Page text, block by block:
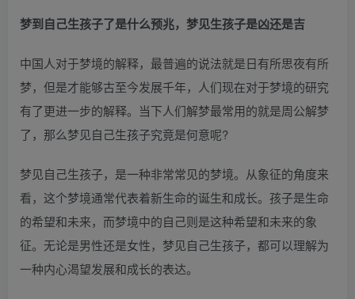
梦到自己生孩子了是什么预兆，梦见生孩子是凶还是吉
中国人对于梦境的解释，最普遍的说法就是日有所思夜有所
梦，但是才能够古至今发展千年，人们现在对于梦境的研究
有了更进一步的解释。当下人们解梦最常用的就是周公解梦
了，那么梦见自己生孩子究竟是何意呢?
梦见自己生孩子，是一种非常常见的梦境。从象征的角度来
看，这个梦境通常代表着新生命的诞生和成长。孩子是生命
的希望和未来，而梦境中的自己则是这种希望和未来的象
征。无论是男性还是女性，梦见自己生孩子，都可以理解为
一种内心渴望发展和成长的表达。